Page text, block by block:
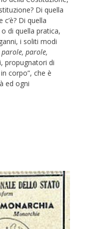
Di quella
Di quella
di quella pratica,
i soliti modi
parole, parole,
propugnatori di
corpo”, che è
ed ogni